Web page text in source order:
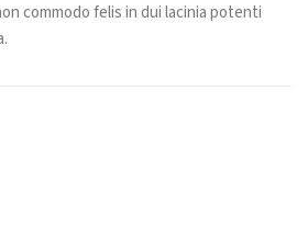
commodo felis in dui lacinia potenti